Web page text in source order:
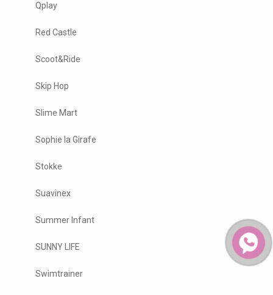
Qplay
Red Castle
Scoot&Ride
Skip Hop
Slime Mart
Sophie la Girafe
Stokke
Suavinex
Summer Infant
SUNNY LIFE
Swimtrainer